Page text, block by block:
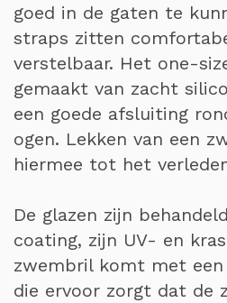
goed in de gaten te
straps zitten
verstelbaar. Het one-
gemaakt van zacht
een goede afsluiting
ogen. Lekken van een
hiermee tot het
De glazen zijn
coating, zijn UV- en
zwembril komt met
die ervoor zorgt dat de